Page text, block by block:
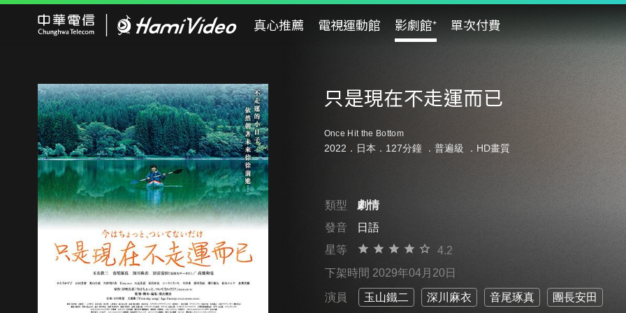
真心推薦 電視運動館 影劇館⁺ 單次付費
只是現在不走運而已
Once Hit the Bottom
2022．日本．127分鐘 ． 普遍級 ．HD畫質
類型
劇情
發音
日語
星等
4.2
下架時間 2029年04月20日
演員 玉山鐵二 深川麻衣 音尾琢真 團長安田